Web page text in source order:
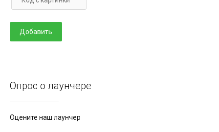
Опрос о лаунчере
Оцените наш лаунчер